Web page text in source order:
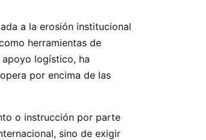
a la erosión institucional
herramientas de
logístico, ha
por encima de las
o instrucción por parte
sino de exigir